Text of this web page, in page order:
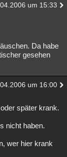
um 15:33
Da habe
gesehen
um 16:00
später krank.
nicht haben.
wer hier krank